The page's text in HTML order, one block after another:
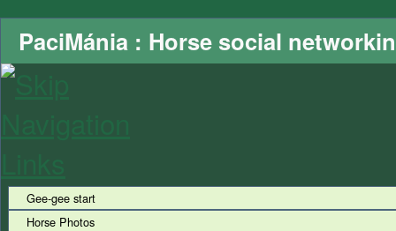
PaciMánia : Horse social
Gee-gee start
Horse Photos